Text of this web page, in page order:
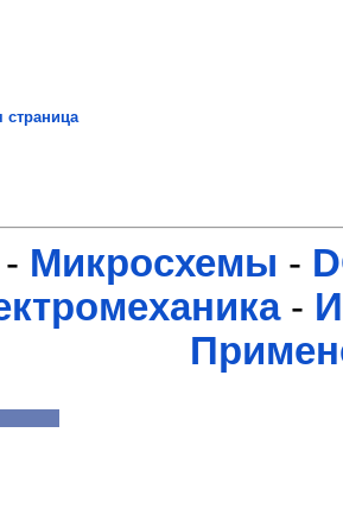
- Микросхемы -
-